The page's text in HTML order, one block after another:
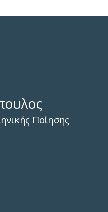
Ποίησης